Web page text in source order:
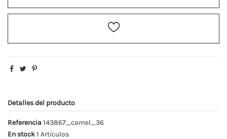
Detalles del producto
Referencia 143867_camel_36
En stock1 Artículos